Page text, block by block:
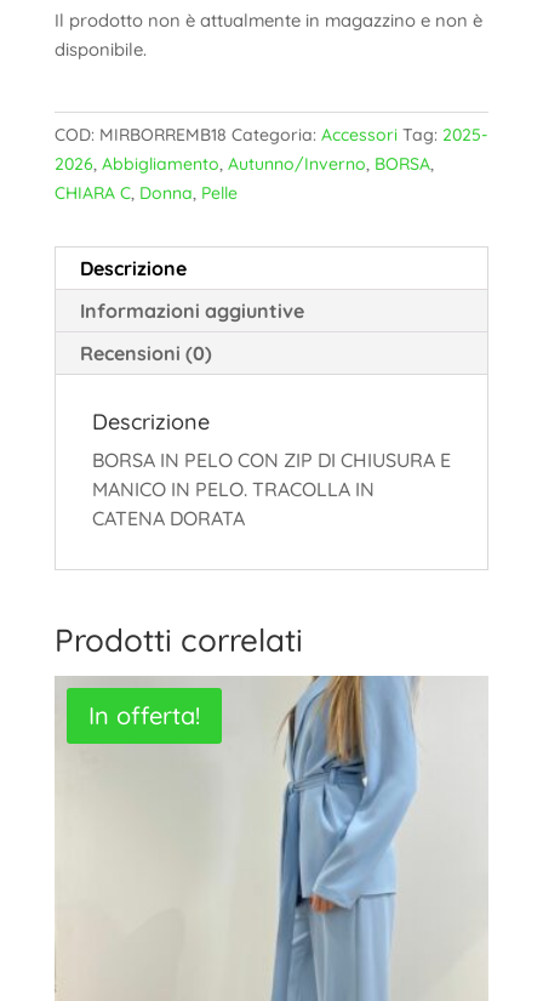
Il prodotto non è attualmente in magazzino e non è
disponibile.
COD: MIRBORREMB18 Categoria: Accessori Tag: 2025-
2026, Abbigliamento, Autunno/Inverno, BORSA,
CHIARA C, Donna, Pelle
Descrizione
Informazioni aggiuntive
Recensioni (0)
Descrizione
BORSA IN PELO CON ZIP DI CHIUSURA E
MANICO IN PELO. TRACOLLA IN
CATENA DORATA
Prodotti correlati
In offerta!